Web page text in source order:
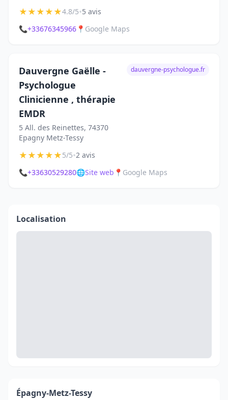
★★★★★4.8/5•5 avis
📞+33676345966 📍 Google Maps
Dauvergne Gaëlle -
Psychologue
Clinicienne , thérapie
EMDR
5 All. des Reinettes, 74370
Epagny Metz-Tessy
dauvergne-psychologue.fr
★★★★★5/5•2 avis
📞+33630529280🌐Site web 📍 Google Maps
Localisation
Épagny-Metz-Tessy